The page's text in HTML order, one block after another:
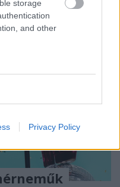
storage
and other
Privacy Policy